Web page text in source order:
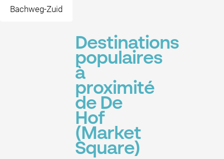
Bachweg-Zuid
Destinations
populaires
à
proximité
de De
Hof
(Market
Square)